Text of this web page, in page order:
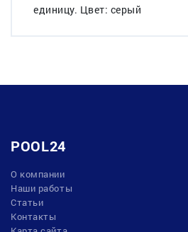
единицу. Цвет: серый
POOL24
О компании
Наши работы
Статьи
Контакты